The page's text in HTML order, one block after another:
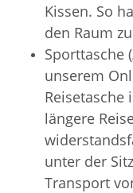
Kissen. So
den Raum
Sporttasche
unserem
Reisetasche
längere
unter der
Transport